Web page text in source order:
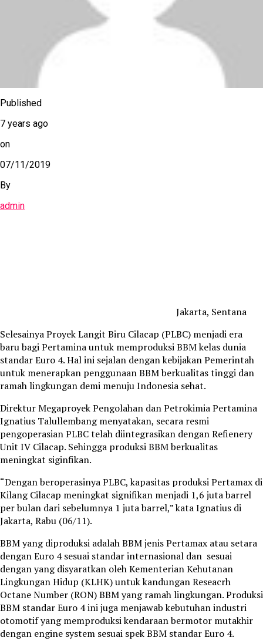
Published
7 years ago
on
07/11/2019
By
admin
Jakarta, Sentana
Selesainya Proyek Langit Biru Cilacap (PLBC) menjadi era
baru bagi Pertamina untuk memproduksi BBM kelas dunia
standar Euro 4. Hal ini sejalan dengan kebijakan Pemerintah
untuk menerapkan penggunaan BBM berkualitas tinggi dan
ramah lingkungan demi menuju Indonesia sehat.
Direktur Megaproyek Pengolahan dan Petrokimia Pertamina
Ignatius Talullembang menyatakan, secara resmi
pengoperasian PLBC telah diintegrasikan dengan Refienery
Unit IV Cilacap. Sehingga produksi BBM berkualitas
meningkat siginfikan.
“Dengan beroperasinya PLBC, kapasitas produksi Pertamax di
Kilang Cilacap meningkat signifikan menjadi 1,6 juta barrel
per bulan dari sebelumnya 1 juta barrel,” kata Ignatius di
Jakarta, Rabu (06/11).
BBM yang diproduksi adalah BBM jenis Pertamax atau setara
dengan Euro 4 sesuai standar internasional dan sesuai
dengan yang disyaratkan oleh Kementerian Kehutanan
Lingkungan Hidup (KLHK) untuk kandungan Reseacrh
Octane Number (RON) BBM yang ramah lingkungan. Produksi
BBM standar Euro 4 ini juga menjawab kebutuhan industri
otomotif yang memproduksi kendaraan bermotor mutakhir
dengan engine system sesuai spek BBM standar Euro 4.